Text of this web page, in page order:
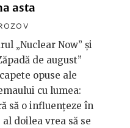
asta
„Nuclear Now” și
de august”
opuse ale
cu lumea:
să o influențeze în
doilea vrea să se